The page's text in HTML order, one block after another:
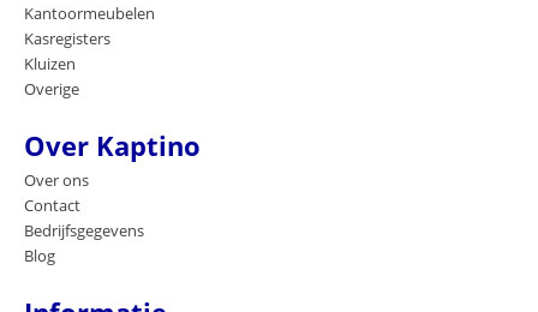
Kantoormeubelen
Kasregisters
Kluizen
Overige
Over Kaptino
Over ons
Contact
Bedrijfsgegevens
Blog